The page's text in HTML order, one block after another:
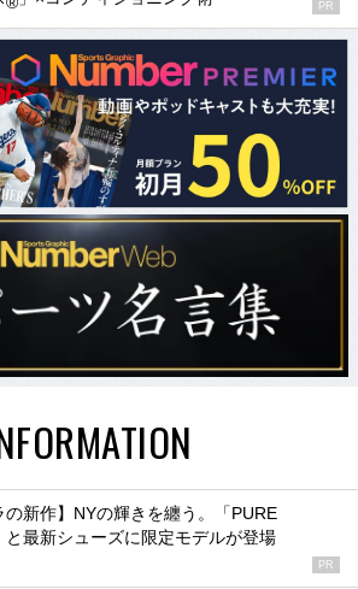
PR
の新作】NYの輝きを纏う。「PURE
と最新シューズに限定モデルが登場
PR